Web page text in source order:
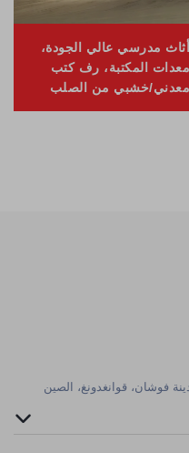
أثاث مدرسي عالي الجودة،
معدات المكتبة، رف كتب
معدني/خشبي من الصلب
فوشان، قوانغدونغ، الصين